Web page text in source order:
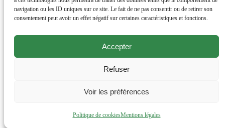
navigation ou les ID uniques sur ce site. Le fait de ne pas consentir ou de retirer son
consentement peut avoir un effet négatif sur certaines caractéristiques et fonctions.
Accepter
Refuser
Voir les préférences
Politique de cookiesMentions légales
Lundi au samedi : 10h-20h30
Éditions et productions
Offrir un cadeau